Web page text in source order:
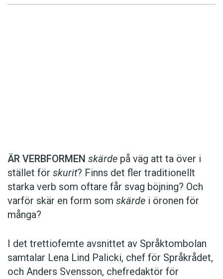
Hantera cookie-inställningar
ÄR VERBFORMEN skärde på väg att ta över i
stället för skurit? Finns det fler traditionellt
starka verb som oftare får svag böjning? Och
varför skär en form som skärde i öronen för
många?
I det trettiofemte avsnittet av Språktombolan
samtalar Lena Lind Palicki, chef för Språkrådet,
och Anders Svensson, chefredaktör för